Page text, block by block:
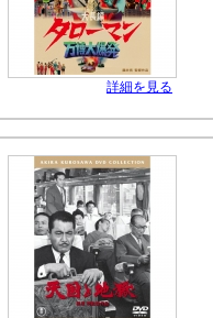
詳細を見る